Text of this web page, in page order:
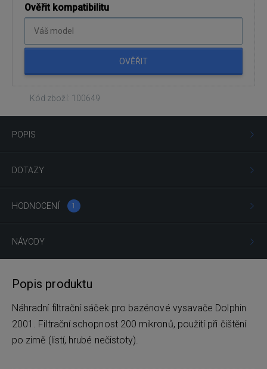
Ověřit kompatibilitu
OVĚŘIT
Kód zboží: 100649
POPIS
DOTAZY
HODNOCENÍ 1
NÁVODY
Popis produktu
Náhradní filtrační sáček pro bazénové vysavače Dolphin
2001. Filtrační schopnost 200 mikronů, použití při čištění
po zimě (listí, hrubé nečistoty).